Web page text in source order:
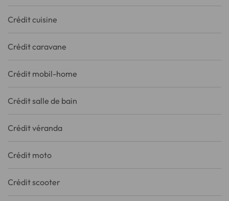
Crédit cuisine
Crédit caravane
Crédit mobil-home
Crédit salle de bain
Crédit véranda
Crédit moto
Crédit scooter